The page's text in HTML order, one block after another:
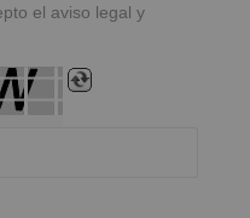
el aviso legal y